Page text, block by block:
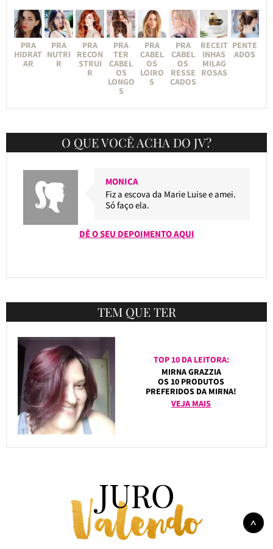
PRA
HIDRAT
AR
PRA
NUTRI
R
PRA
RECON
STRUI
R
PRA
TER
CABEL
OS
LONGO
S
PRA
CABEL
OS
LOIRO
S
PRA
CABEL
OS
RESSE
CADOS
RECEIT
INHAS
MILAG
ROSAS
PENTE
ADOS
O QUE VOCÊ ACHA DO JV?
MONICA
Fiz a escova da Marie Luise e amei.
Só faço ela.
DÊ O SEU DEPOIMENTO AQUI
TEM QUE TER
TOP 10 DA LEITORA:
MIRNA GRAZZIA
OS 10 PRODUTOS
PREFERIDOS DA MIRNA!
VEJA MAIS